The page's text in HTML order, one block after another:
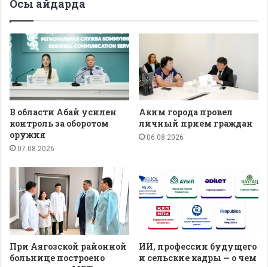
Осы айдарда
В области Абай усилен
контроль за оборотом
оружия
07.08.2026
Аким города провел
личный прием граждан
06.08.2026
При Аягозской районной
больнице построено
ИИ, профессии будущего
и сельские кадры — о чем